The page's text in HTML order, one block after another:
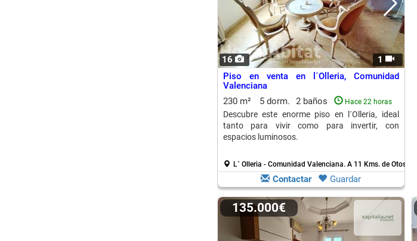
16 1
Piso en venta en l´Olleria, Comunidad
Valenciana
230 m²
5 dorm. 2 baños Hace 22 horas
Descubre este enorme piso en l´Olleria, ideal
tanto para vivir como para invertir, con
espacios luminosos.
L´ Olleria - Comunidad Valenciana. A 11 Kms. de Otos
Contactar Guardar
135.000€